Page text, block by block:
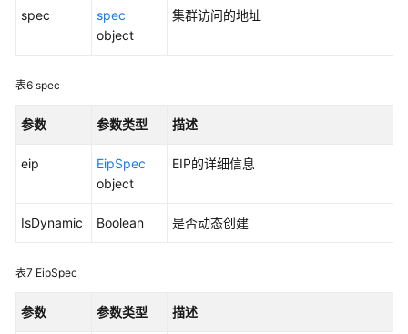
考
spec
spec
object
集群访问的地址
表6 spec
参数 参数类型 描述
eip
EipSpec
object
EIP的详细信息
IsDynamic Boolean 是否动态创建
表7 EipSpec
参数 参数类型 描述